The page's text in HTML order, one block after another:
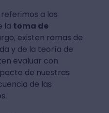
a los
la toma de
existen ramas de
y de la teoría de
evaluar con
de nuestras
de las